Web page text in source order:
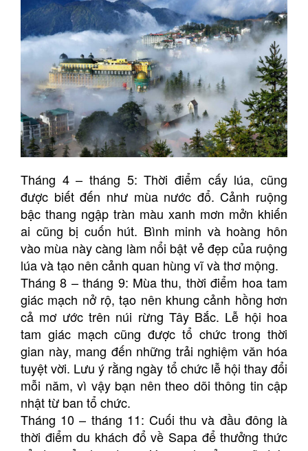
Tháng 4 – tháng 5: Thời điểm cấy lúa, cũng
được biết đến như mùa nước đổ. Cảnh ruộng
bậc thang ngập tràn màu xanh mơn mởn khiến
ai cũng bị cuốn hút. Bình minh và hoàng hôn
vào mùa này càng làm nổi bật vẻ đẹp của ruộng
lúa và tạo nên cảnh quan hùng vĩ và thơ mộng.
Tháng 8 – tháng 9: Mùa thu, thời điểm hoa tam
giác mạch nở rộ, tạo nên khung cảnh hồng hơn
cả mơ ước trên núi rừng Tây Bắc. Lễ hội hoa
tam giác mạch cũng được tổ chức trong thời
gian này, mang đến những trải nghiệm văn hóa
tuyệt vời. Lưu ý rằng ngày tổ chức lễ hội thay đổi
mỗi năm, vì vậy bạn nên theo dõi thông tin cập
nhật từ ban tổ chức.
Tháng 10 – tháng 11: Cuối thu và đầu đông là
thời điểm du khách đổ về Sapa để thưởng thức